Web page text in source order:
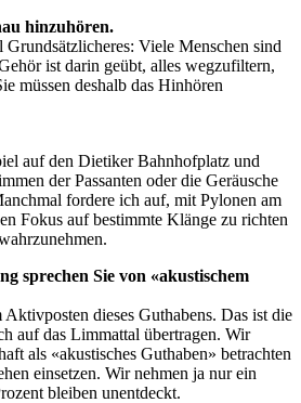
hinzuhören.
Viele Menschen sind
ist darin geübt, alles wegzufiltern,
müssen deshalb das Hinhören
auf den Dietiker Bahnhofplatz und
der Passanten oder die Geräusche
fordere ich auf, mit Pylonen am
Fokus auf bestimmte Klänge zu richten
sprechen Sie von «akustischem
dieses Guthabens. Das ist die
auf das Limmattal übertragen. Wir
als «akustisches Guthaben» betrachten
einsetzen. Wir nehmen ja nur ein
bleiben unentdeckt.